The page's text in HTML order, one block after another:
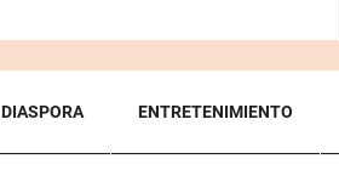
DIASPORA ENTRETENIMIENTO